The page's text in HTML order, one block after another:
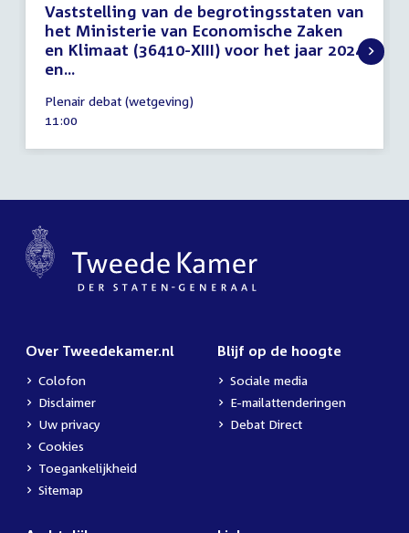
Vaststelling van de begrotingsstaten van
het Ministerie van Economische Zaken
en Klimaat (36410-XIII) voor het jaar 2024
en...
oktober
2023
Plenair debat (wetgeving)
Tijd
11:00
Over Tweedekamer.nl
Colofon
Disclaimer
Uw privacy
Cookies
Toegankelijkheid
Sitemap
Blijf op de hoogte
Sociale media
E-mailattenderingen
Debat Direct